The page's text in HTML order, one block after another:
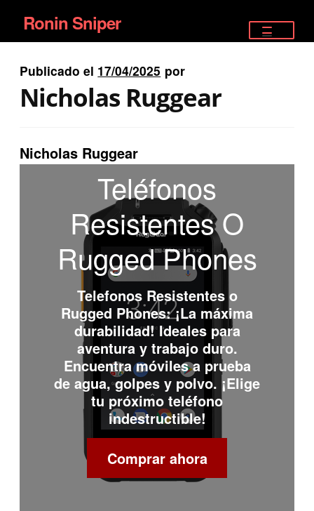
Ir
a
la
navegación
Ir
al
contenido
Ronin Sniper
EQUIPAMIENTO ÉLITE
RIFLES DEPORTIVOS
Publicado el 17/04/2025 por
Nicholas Ruggear
Nicholas Ruggear
Teléfonos
Resistentes O
Rugged Phones
Telefonos Resistentes o
Rugged Phones: ¡La máxima
durabilidad! Ideales para
aventura y trabajo duro.
Encuentra móviles a prueba
de agua, golpes y polvo. ¡Elige
tu próximo teléfono
indestructible!
Comprar ahora